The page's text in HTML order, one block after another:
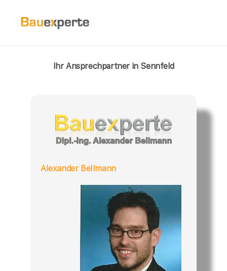
Ihr Ansprechpartner in Sennfeld
Alexander Bellmann